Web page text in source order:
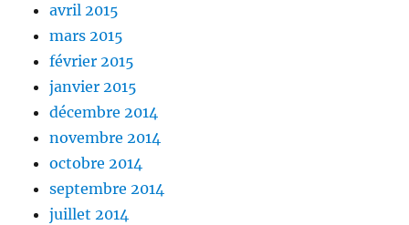
avril 2015
mars 2015
février 2015
janvier 2015
décembre 2014
novembre 2014
octobre 2014
septembre 2014
juillet 2014